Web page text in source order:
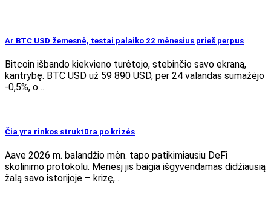
Ar BTC USD žemesnė, testai palaiko 22 mėnesius prieš perpus
Bitcoin išbando kiekvieno turėtojo, stebinčio savo ekraną,
kantrybę. BTC USD už 59 890 USD, per 24 valandas sumažėjo
-0,5%, o…
Čia yra rinkos struktūra po krizės
Aave 2026 m. balandžio mėn. tapo patikimiausiu DeFi
skolinimo protokolu. Mėnesį jis baigia išgyvendamas didžiausią
žalą savo istorijoje – krizę,…